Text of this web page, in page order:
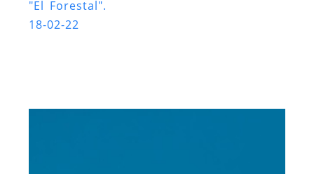
"El Forestal".
18-02-22